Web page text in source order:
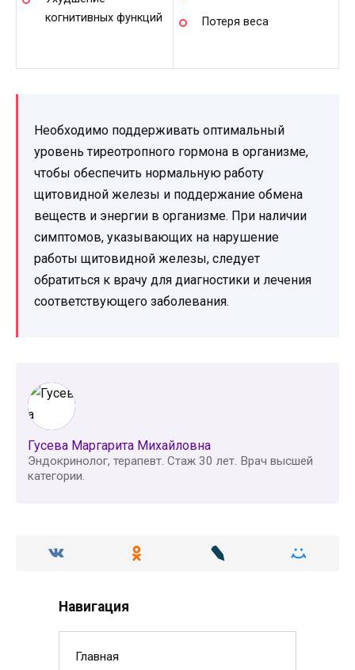
когнитивных функций
Потеря веса
Необходимо поддерживать оптимальный
уровень тиреотропного гормона в организме,
чтобы обеспечить нормальную работу
щитовидной железы и поддержание обмена
веществ и энергии в организме. При наличии
симптомов, указывающих на нарушение
работы щитовидной железы, следует
обратиться к врачу для диагностики и лечения
соответствующего заболевания.
Гусева Маргарита Михайловна
Эндокринолог, терапевт. Стаж 30 лет. Врач высшей
категории.
Навигация
Главная